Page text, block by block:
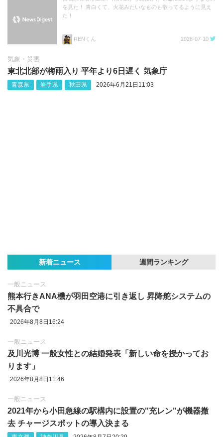
を見た！ 青白くて、火花みたいなものも散ってるように見え
た！
RENくん 2026-07-10
気象・災害
東北北部が梅雨入り 平年より6日遅く 気象庁
青森県 岩手県 秋田県 2026年6月21日11:03
新着ニュース 週間ランキング
一般ニュース
熊本行きANA機が羽田空港に引き返し 昇降舵システムの
不具合で
2026年8月8日16:24
一般ニュース
及川光博 一般女性との結婚発表「新しい命を授かってお
ります」
2026年8月8日11:46
一般ニュース
2021年から小田急線の駅構内に設置の"充レン"が機器撤
去 チャージスポットの導入決まる